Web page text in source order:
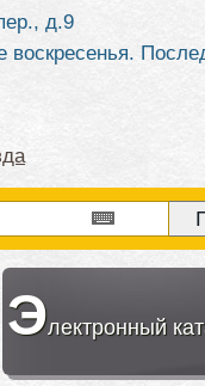
д.9
воскресенья.
Электронный